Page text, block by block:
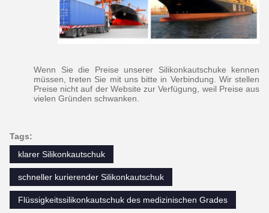
Wenn Sie die Preise unserer Silikonkautschuke kennen
müssen, treten Sie mit uns bitte in Verbindung. Wir stellen
Preise nicht auf der Website zur Verfügung, weil Preise aus
vielen Gründen schwanken.
Tags:
klarer Silikonkautschuk
schneller kurierender Silikonkautschuk
Flüssigkeitssilikonkautschuk des medizinischen Grades